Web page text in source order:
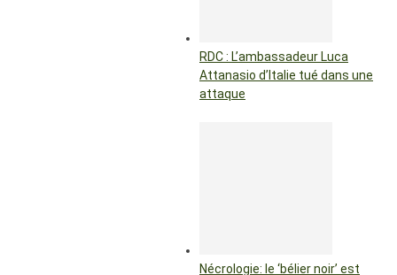
RDC : L’ambassadeur Luca
Attanasio d’Italie tué dans une
attaque
Nécrologie: le ‘bélier noir’ est